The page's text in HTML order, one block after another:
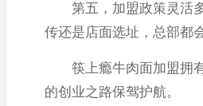
第五，加盟政策灵活多
传还是店面选址，总部都
筷上瘾牛肉面加盟拥有
的创业之路保驾护航。